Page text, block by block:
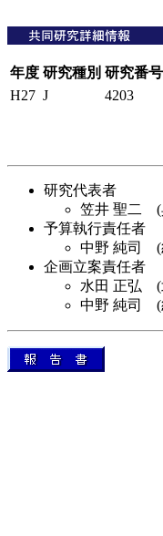
年度 研究種別 研究番号
H27 J 4203
研究代表者
笠井 聖二 (
予算執行責任者
中野 純司 (
企画立案責任者
水田 正弘 (
中野 純司 (